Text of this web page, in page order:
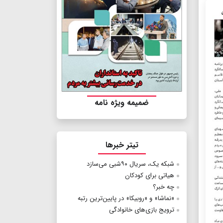
ضمیمه ویژه نامه
تیتر خبرها
شبکه یک، سریال ۹۰شبی می‌سازد
هیاتی برای کودکان
چه خبر؟
«نماشا» و «روبیکا» در پایین‌ترین رتبه
ترویج بازی‌های خانوادگی